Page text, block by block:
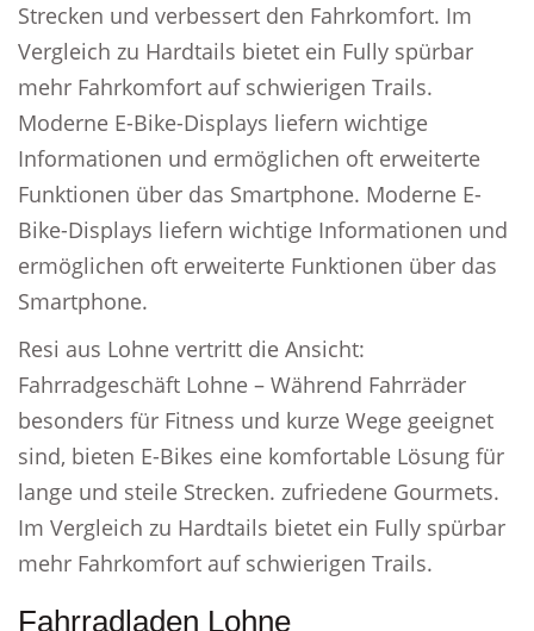
Strecken und verbessert den Fahrkomfort. Im
Vergleich zu Hardtails bietet ein Fully spürbar
mehr Fahrkomfort auf schwierigen Trails.
Moderne E-Bike-Displays liefern wichtige
Informationen und ermöglichen oft erweiterte
Funktionen über das Smartphone. Moderne E-
Bike-Displays liefern wichtige Informationen und
ermöglichen oft erweiterte Funktionen über das
Smartphone.
Resi aus Lohne vertritt die Ansicht:
Fahrradgeschäft Lohne – Während Fahrräder
besonders für Fitness und kurze Wege geeignet
sind, bieten E-Bikes eine komfortable Lösung für
lange und steile Strecken. zufriedene Gourmets.
Im Vergleich zu Hardtails bietet ein Fully spürbar
mehr Fahrkomfort auf schwierigen Trails.
Fahrradladen Lohne